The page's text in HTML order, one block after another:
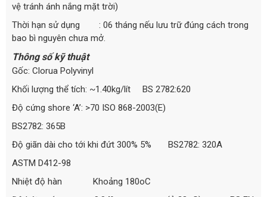
vệ tránh ánh nắng mặt trời)
Thời hạn sử dụng : 06 tháng nếu lưu trữ đúng cách trong
bao bì nguyên chưa mở.
Thông số kỹ thuật
Gốc: Clorua Polyvinyl
Khối lượng thể tích: ~1.40kg/lít BS 2782:620
Độ cứng shore ‘A’: >70 ISO 868-2003(E)
BS2782: 365B
Độ giãn dài cho tới khi đứt 300% 5% BS2782: 320A
ASTM D412-98
Nhiệt độ hàn Khoảng 180oC